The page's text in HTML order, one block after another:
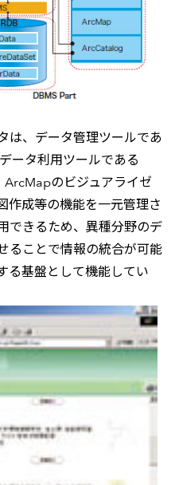
は、データ管理ツールであ
ータ利用ツールである
のビジュアライゼ
作成等の機能を一元管理さ
できるため、異種分野のデ
ることで情報の統合が可能
る基盤として機能してい